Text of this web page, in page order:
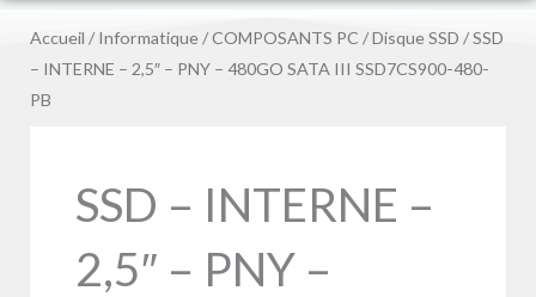
Accueil /Informatique /COMPOSANTS PC /Disque SSD / SSD
– INTERNE – 2,5″ – PNY – 480GO SATA III SSD7CS900-480-
PB
SSD – INTERNE –
2,5″ – PNY –